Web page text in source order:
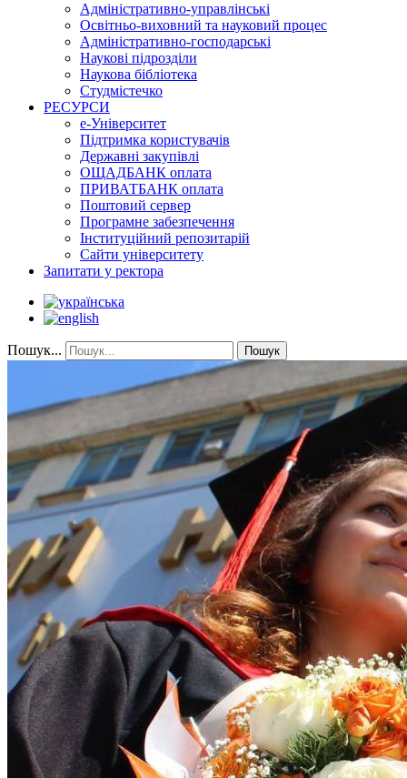
Адміністративно-управлінські
Освітньо-виховний та науковий процес
Адміністративно-господарські
Наукові підрозділи
Наукова бібліотека
Студмістечко
РЕСУРСИ
е-Університет
Підтримка користувачів
Державні закупівлі
ОЩАДБАНК оплата
ПРИВАТБАНК оплата
Поштовий сервер
Програмне забезпечення
Інституційний репозитарій
Сайти університету
Запитати у ректора
Пошук... Пошук